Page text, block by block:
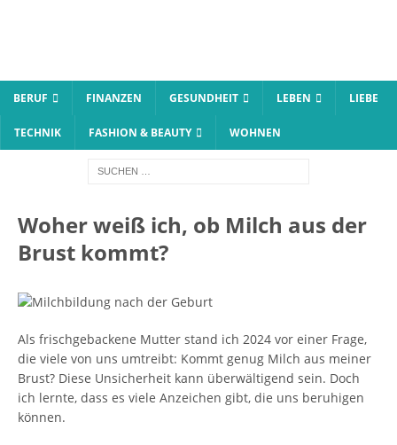
BERUF FINANZEN GESUNDHEIT LEBEN LIEBE
TECHNIK FASHION & BEAUTY WOHNEN
Woher weiß ich, ob Milch aus der
Brust kommt?
Als frischgebackene Mutter stand ich 2024 vor einer Frage,
die viele von uns umtreibt: Kommt genug Milch aus meiner
Brust? Diese Unsicherheit kann überwältigend sein. Doch
ich lernte, dass es viele Anzeichen gibt, die uns beruhigen
können.